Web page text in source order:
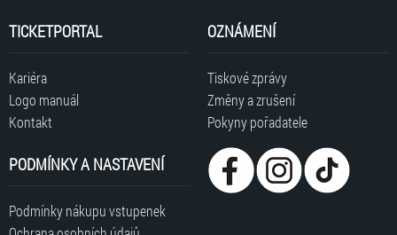
TICKETPORTAL
Kariéra
Logo manuál
Kontakt
OZNÁMENÍ
Tiskové zprávy
Změny a zrušení
Pokyny pořadatele
PODMÍNKY A NASTAVENÍ
Podmínky nákupu vstupenek